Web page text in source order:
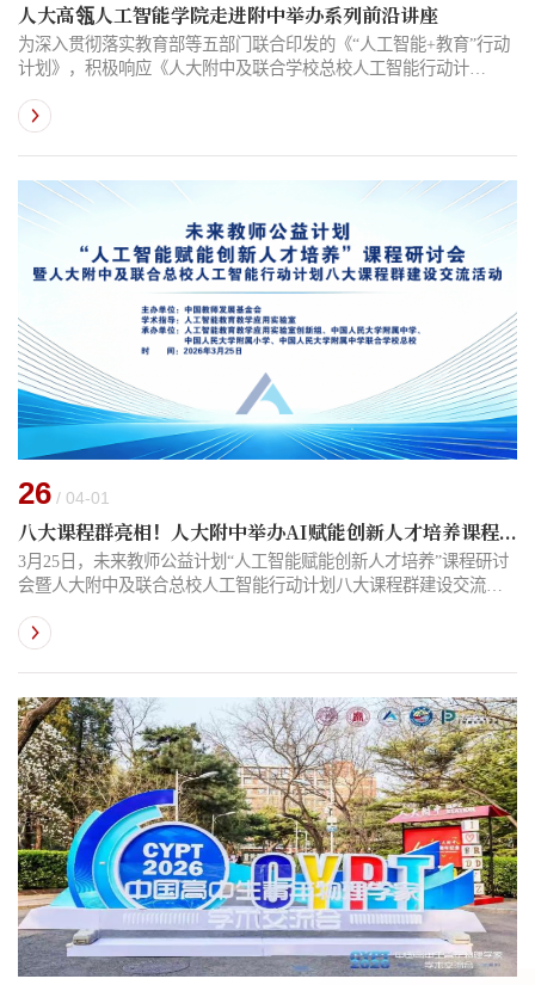
人大高瓴人工智能学院走进附中举办系列前沿讲座
为深入贯彻落实教育部等五部门联合印发的《“人工智能+教育”行动
计划》，积极响应《人大附中及联合学校总校人工智能行动计
学附属中学携手中国人民大学高瓴人工智能学院，推出人工智能系
纷呈的讲座不仅打破了学段壁垒，更为同学们开启了一场跨越学科
边界的科技探索之旅。...
26 / 04-01
八大课程群亮相！人大附中举办AI赋能创新人才培养课程研讨会
3月25日，未来教师公益计划“人工智能赋能创新人才培养”课程研讨
会暨人大附中及联合总校人工智能行动计划八大课程群建设交流活
的观摩与探讨，集中展示了人工智能赋能创新人才培养、建设面向
实验室提供学术指导，实验室创新组、人大附中、人大附小及人大
附中联合学校总校联合承办，...